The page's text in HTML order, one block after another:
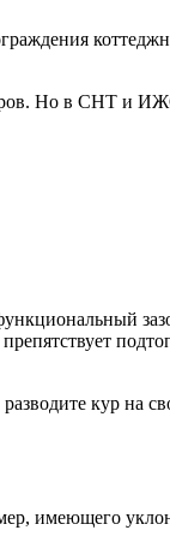
Но в СНТ и
кур на
имеющего